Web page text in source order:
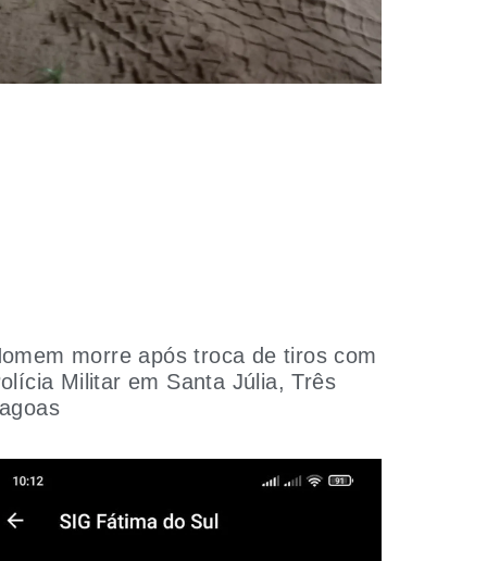
morre após troca de tiros com
Militar em Santa Júlia, Três